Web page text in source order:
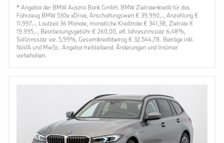
* Angebot der BMW Austria Bank GmbH. BMW Zielratenkredit für das
Fahrzeug BMW 530e xDrive, Anschaffungswert € 39.990,-, Anzahlung €
11.997,-, Laufzeit 36 Monate, monatliche Kreditrate € 341,38, Zielrate €
19.995,-, Bearbeitungsgebühr € 260,00, eff. Jahreszinssatz 6,48%,
Sollzinssatz var. 5,99%, Gesamtkreditbetrag € 32.544,78. Beträge inkl.
NoVA und MwSt.. Angebot freibleibend. Änderungen und Irrtümer
vorbehalten.